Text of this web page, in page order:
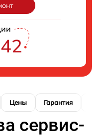
Цены Гарантия
сервис-